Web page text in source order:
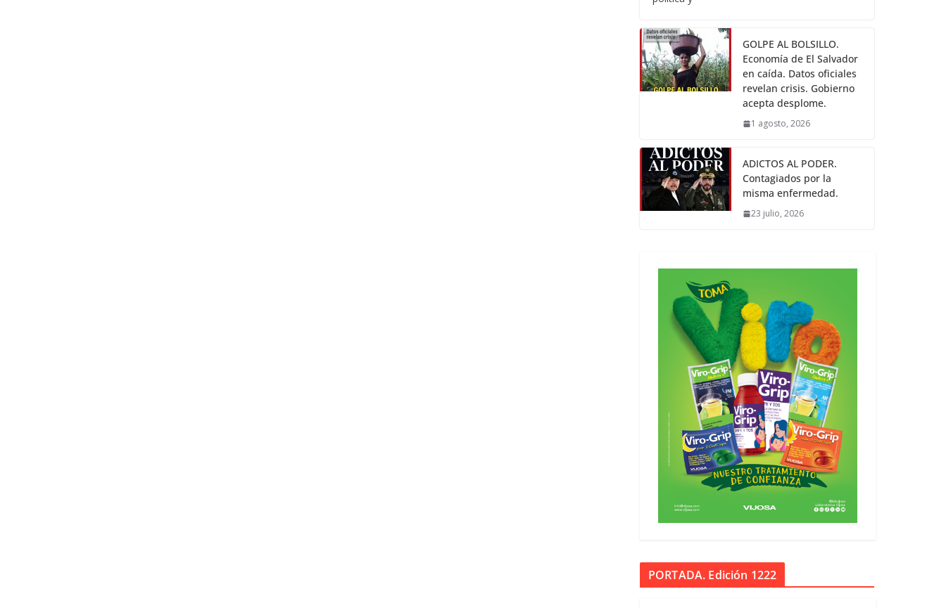
GOLPE AL BOLSILLO.
Economía de El Salvador
en caída. Datos oficiales
revelan crisis. Gobierno
acepta desplome.
1 agosto, 2026
ADICTOS AL PODER.
Contagiados por la
misma enfermedad.
23 julio, 2026
PORTADA. Edición 1222